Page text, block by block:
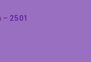
– 25.01